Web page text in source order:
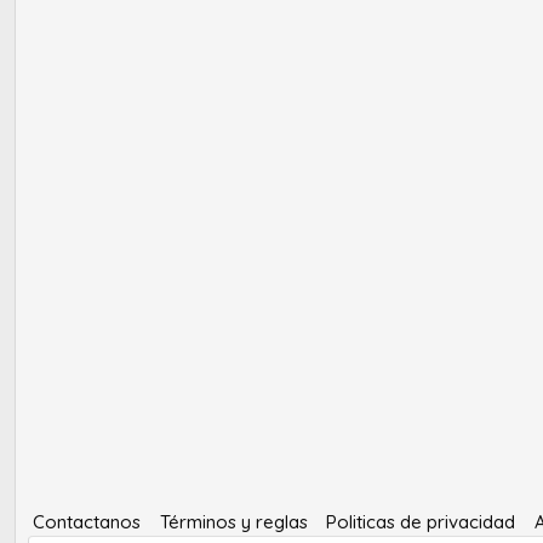
Contactanos Términos y reglas Politicas de privacidad